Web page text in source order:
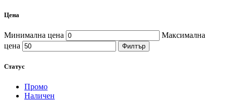
Цена
Минимална цена
Максимална
цена
Филтър
Статус
Промо
Наличен